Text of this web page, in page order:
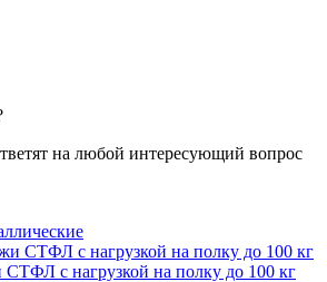
на любой интересующий вопрос
СТФЛ с нагрузкой на полку до 100 кг